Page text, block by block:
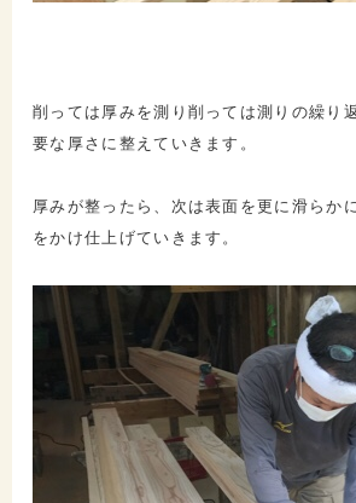
削っては厚みを測り削っては測りの繰り
要な厚さに整えていきます。
厚みが整ったら、次は表面を更に滑らか
をかけ仕上げていきます。